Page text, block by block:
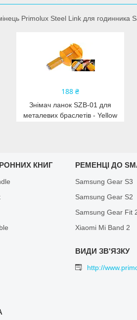
Primolux Steel Link для
188 ₴
Знімач ланок SZB-01 для
металевих браслетів - Yellow
КНИГ РЕМЕНЦІ ДО
Samsung Gear S3
Samsung Gear S2
Samsung Gear Fit
Xiaomi Mi Band 2
http://